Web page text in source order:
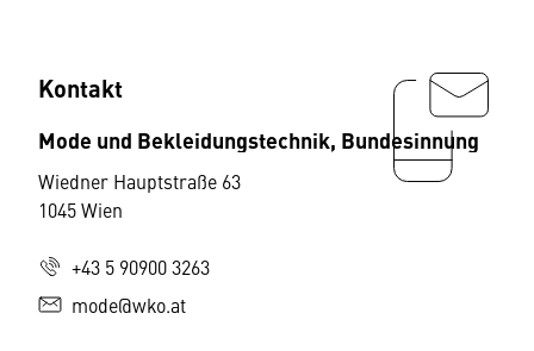
Kontakt
Mode und Bekleidungstechnik, Bundesinnung
Wiedner Hauptstraße 63
1045 Wien
+43 5 90900 3263
mode@wko.at